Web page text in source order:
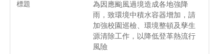
為因應颱風過境造成各地強降
雨，致環境中積水容器增加，請
加強校園巡檢、環境整頓及孳生
源清除工作，以降低登革熱流行
風險